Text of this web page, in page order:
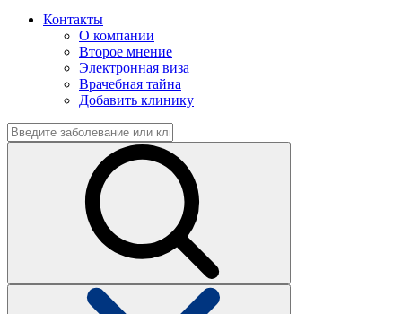
Контакты
О компании
Второе мнение
Электронная виза
Врачебная тайна
Добавить клинику